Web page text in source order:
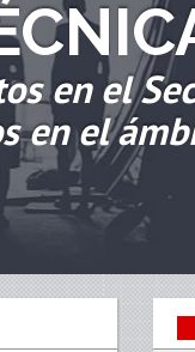
en el
en el